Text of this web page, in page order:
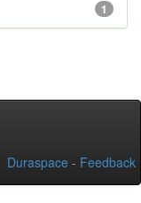
1
Duraspace - Feedback